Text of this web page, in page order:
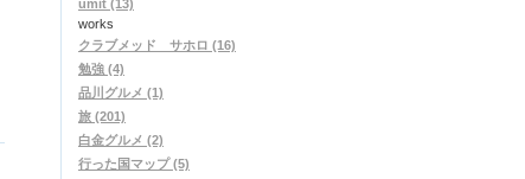
umit (13)
works
クラブメッド サホロ (16)
勉強 (4)
品川グルメ (1)
旅 (201)
白金グルメ (2)
行った国マップ (5)